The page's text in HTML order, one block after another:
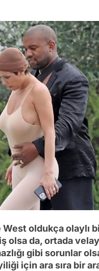
oldukça olaylı
olsa da, ortada
gibi sorunlar
için ara sıra bir